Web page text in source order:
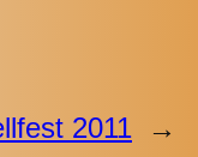
2011 →